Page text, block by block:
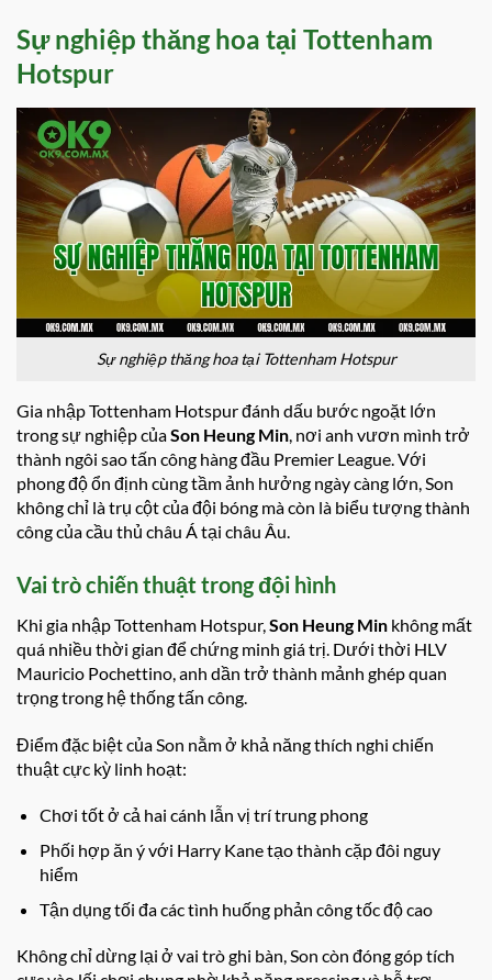
Sự nghiệp thăng hoa tại Tottenham
Hotspur
Sự nghiệp thăng hoa tại Tottenham Hotspur
Gia nhập Tottenham Hotspur đánh dấu bước ngoặt lớn
trong sự nghiệp củaSon Heung Min, nơi anh vươn mình trở
thành ngôi sao tấn công hàng đầu Premier League. Với
phong độ ổn định cùng tầm ảnh hưởng ngày càng lớn, Son
không chỉ là trụ cột của đội bóng mà còn là biểu tượng thành
công của cầu thủ châu Á tại châu Âu.
Vai trò chiến thuật trong đội hình
Khi gia nhập Tottenham Hotspur, Son Heung Min không mất
quá nhiều thời gian để chứng minh giá trị. Dưới thời HLV
Mauricio Pochettino, anh dần trở thành mảnh ghép quan
trọng trong hệ thống tấn công.
Điểm đặc biệt của Son nằm ở khả năng thích nghi chiến
thuật cực kỳ linh hoạt:
Chơi tốt ở cả hai cánh lẫn vị trí trung phong
Phối hợp ăn ý với Harry Kane tạo thành cặp đôi nguy
hiểm
Tận dụng tối đa các tình huống phản công tốc độ cao
Không chỉ dừng lại ở vai trò ghi bàn, Son còn đóng góp tích